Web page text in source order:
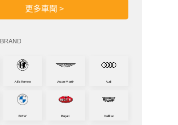
更多車聞 >
BRAND
Alfa-Romeo Aston-Martin Audi
BMW Bugatti Cadillac